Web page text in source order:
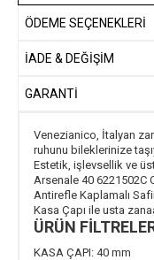
ÖDEME SEÇENEKLERI
İADE & DEĞİŞİM
GARANTİ
Venezianico, İtalyan
ruhunu bileklerinize
Estetik, işlevsellik ve
Arsenale 40 6221502C
Antirefle Kaplamalı
Kasa Çapı ile usta
ÜRÜN
KASA ÇAPI: 40 mm